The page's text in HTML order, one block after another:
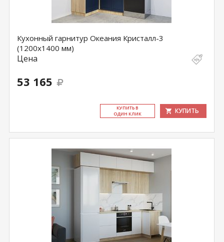
Кухонный гарнитур Океания Кристалл-3
(1200х1400 мм)
Цена
53 165
КУ­ПИТЬ В
ОДИН КЛИК
КУПИТЬ